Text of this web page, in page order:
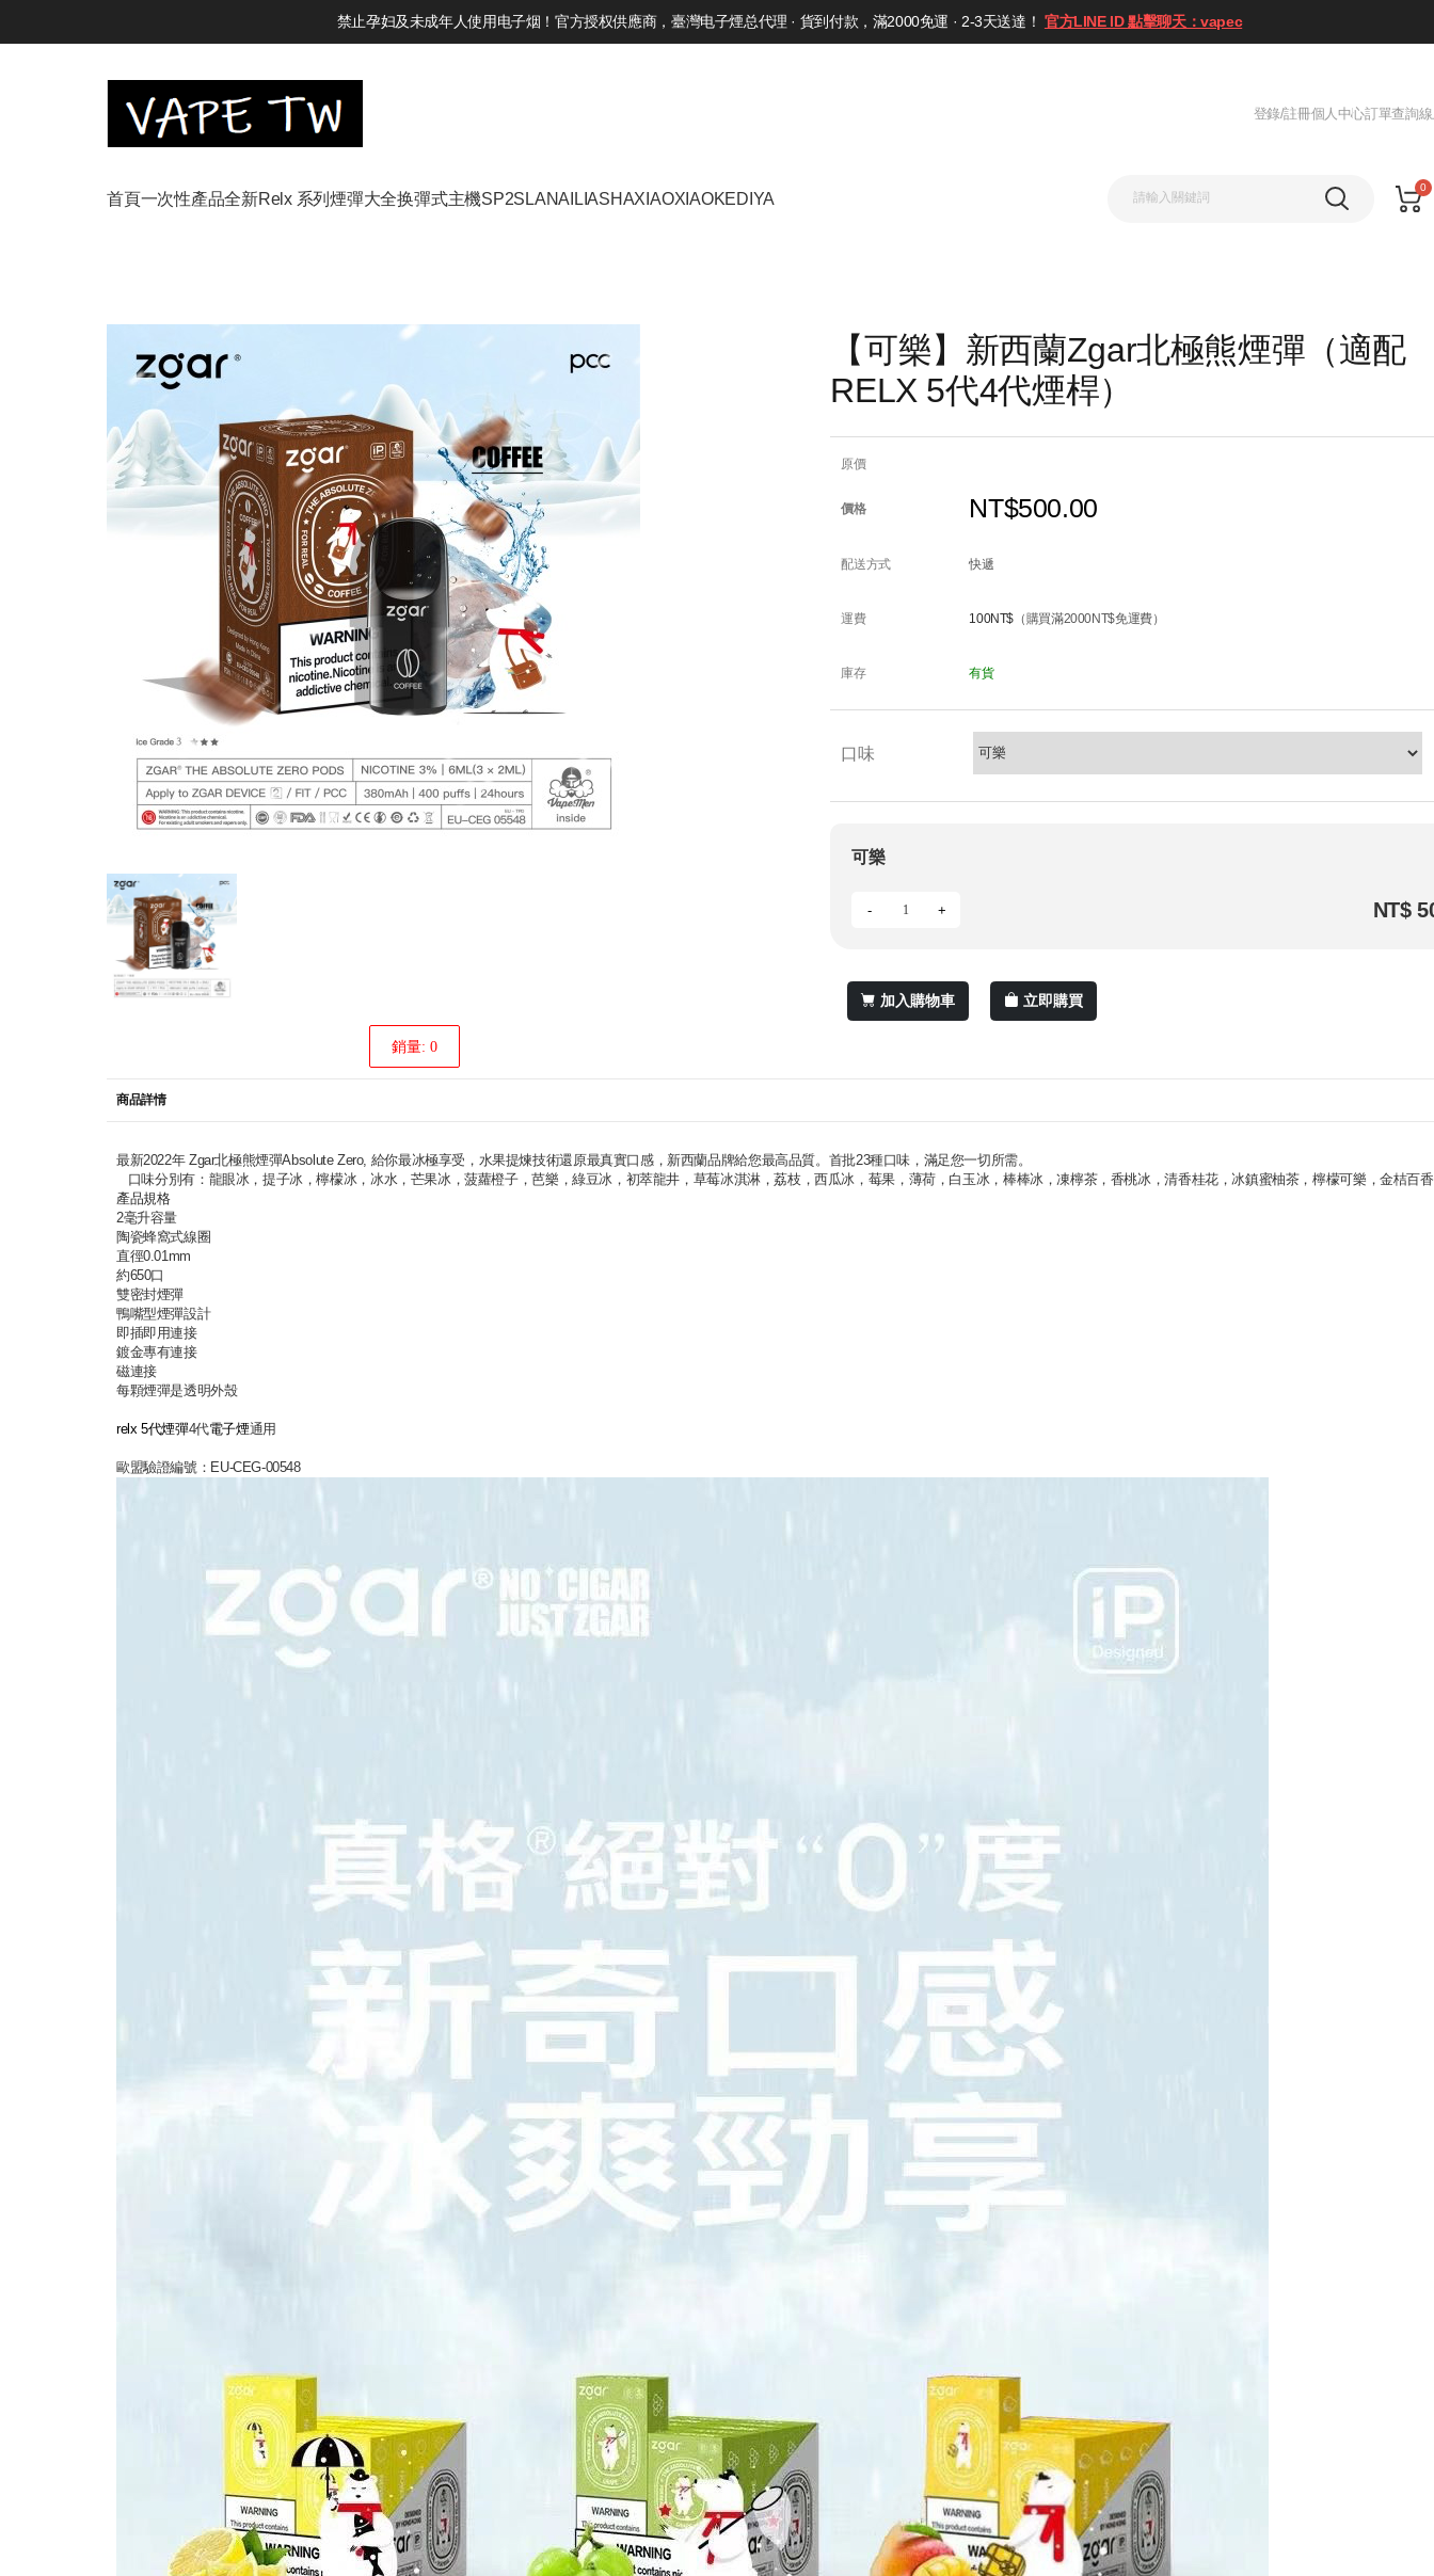
禁止孕妇及未成年人使用电子烟！官方授权供應商，臺灣电子煙总代理 · 貨到付款，滿2000免運 · 2-3天送達！ 官方LINE ID 點擊聊天：vapec
登錄/註冊個人中心訂單查詢
首頁一次性產品全新Relx 系列煙彈大全换彈式主機SP2S LANA ILIASHAXIAOXIAOKEDIYA
0
銷量: 0
【可樂】新西蘭Zgar北極熊煙彈（適配
RELX 5代4代煙桿）
原價
價格 NT$500.00
配送方式 快遞
運費 100NT$ （購買滿2000NT$免運費）
庫存 有貨
口味
可樂
- + NT$
加入購物車 立即購買
商品詳情
最新2022年 Zgar北極熊煙彈Absolute Zero, 給你最冰極享受，水果提煉技術還原最真實口感，新西蘭品牌給您最高品質。首批23種口味，滿足您一切所需。
口味分別有：龍眼冰，提子冰，檸檬冰，冰水，芒果冰，菠蘿橙子，芭樂，綠豆冰，初萃龍井，草莓冰淇淋，荔枝，西瓜冰，莓果，薄荷，白玉冰，棒棒冰，凍檸茶，香桃冰，清香桂花，冰鎮蜜柚茶，檸檬可樂，金桔百
產品規格
2毫升容量
陶瓷蜂窩式線圈
直徑0.01mm
約650口
雙密封煙彈
鴨嘴型煙彈設計
即插即用連接
鍍金專有連接
磁連接
每顆煙彈是透明外殼
relx 5代煙彈4代電子煙通用
歐盟驗證編號：EU-CEG-00548